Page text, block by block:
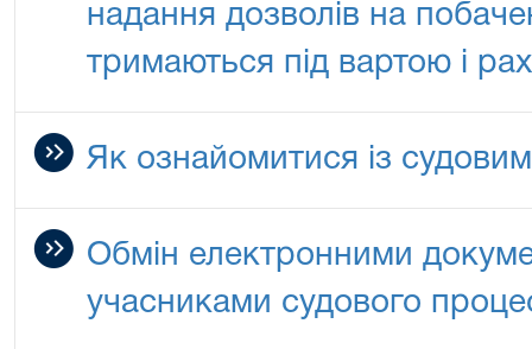
надання дозволів на
тримаються під вартою і
Як ознайомитися із
Обмін електронними
учасниками судового